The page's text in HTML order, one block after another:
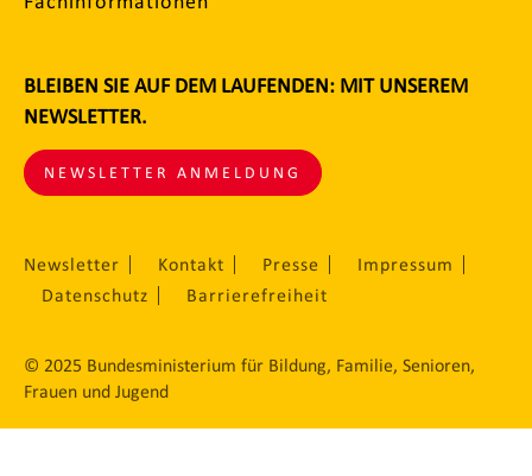
BLEIBEN SIE AUF DEM LAUFENDEN: MIT UNSEREM
NEWSLETTER.
NEWSLETTER ANMELDUNG
Newsletter Kontakt Presse
Impressum
Datenschutz
Barrierefreiheit
© 2025 Bundesministerium für Bildung, Familie, Senioren,
Frauen und Jugend